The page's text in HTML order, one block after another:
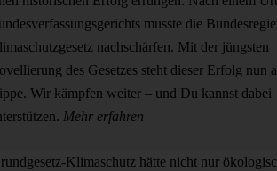
musste die
nachschärfen. Mit der jüngsten
des Gesetzes steht dieser Erfolg nun
Wir kämpfen weiter – und Du kannst dabei
Mehr erfahren
Klimaschutz hätte nicht nur